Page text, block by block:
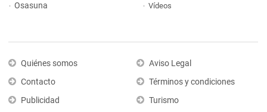
Osasuna
Vídeos
Quiénes somos
Contacto
Publicidad
Aviso Legal
Términos y condiciones
Turismo